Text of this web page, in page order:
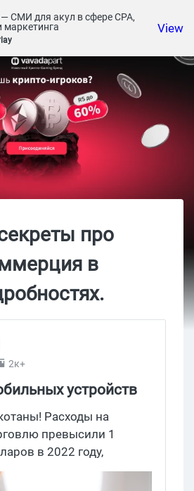
— СМИ для акул в сфере СРА,
маркетинга
View
про
в
2к+
устройств
коммерцию
растет
Расходы на
превысили 1
в 2022 году,
21% за год.